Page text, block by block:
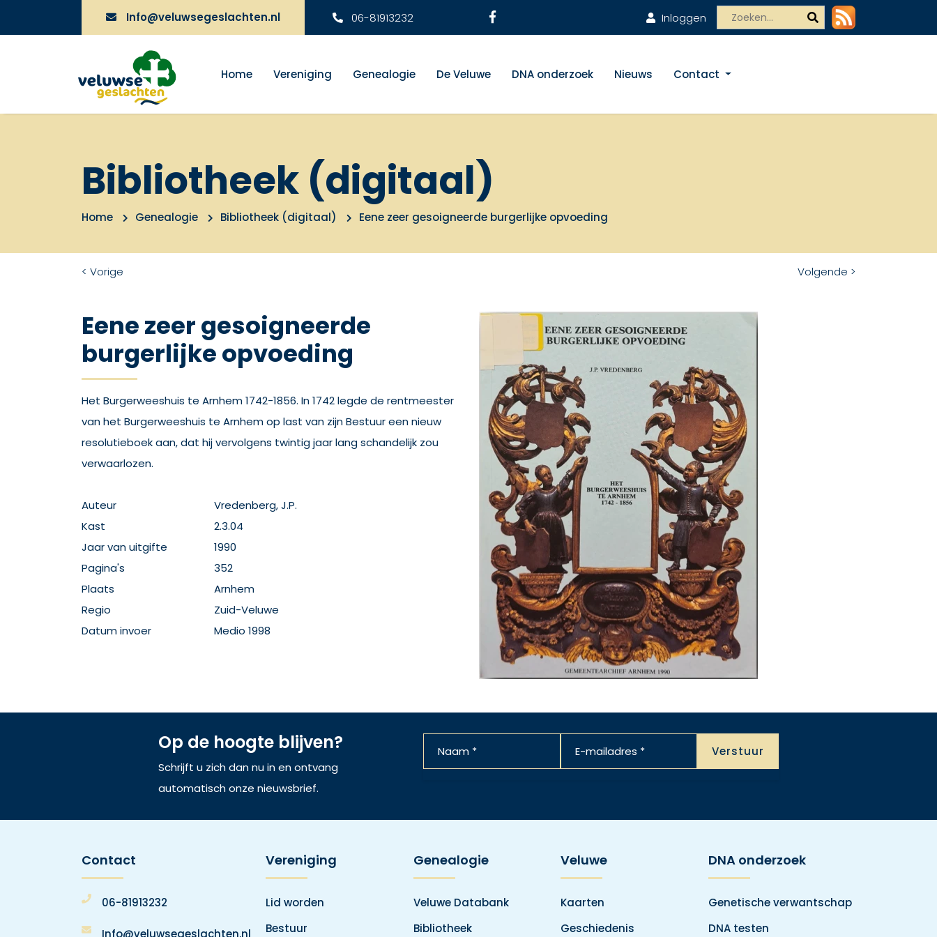
Info@veluwsegeslachten.nl 06-81913232 Inloggen
Home Vereniging Genealogie De Veluwe DNA onderzoek Nieuws Contact
Bibliotheek (digitaal)
Home Genealogie Bibliotheek (digitaal) Eene zeer gesoigneerde burgerlijke opvoeding
< Vorige Volgende >
Eene zeer gesoigneerde
burgerlijke opvoeding
Het Burgerweeshuis te Arnhem 1742-1856. In 1742 legde de rentmeester
van het Burgerweeshuis te Arnhem op last van zijn Bestuur een nieuw
resolutieboek aan, dat hij vervolgens twintig jaar lang schandelijk zou
verwaarlozen.
Auteur
Vredenberg, J.P.
Kast
2.3.04
Jaar van uitgifte
1990
Pagina's
352
Plaats
Arnhem
Regio
Zuid-Veluwe
Datum invoer
Medio 1998
Op de hoogte blijven?
Schrijft u zich dan nu in en ontvang
automatisch onze nieuwsbrief.
Contact
06-81913232
Info@veluwsegeslachten.nl
Vereniging
Lid worden
Bestuur
Genealogie
Veluwe Databank
Bibliotheek
Veluwe
Kaarten
Geschiedenis
DNA onderzoek
Genetische verwantschap
DNA testen